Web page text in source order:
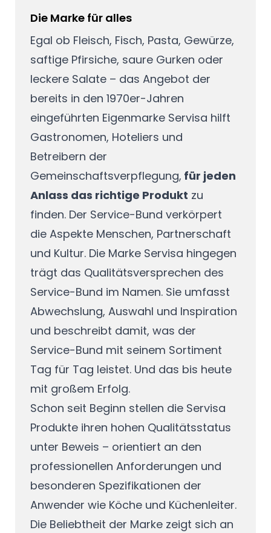
Die Marke für alles
Egal ob Fleisch, Fisch, Pasta, Gewürze,
saftige Pfirsiche, saure Gurken oder
leckere Salate – das Angebot der
bereits in den 1970er-Jahren
eingeführten Eigenmarke Servisa hilft
Gastronomen, Hoteliers und
Betreibern der
Gemeinschaftsverpflegung, für jeden
Anlass das richtige Produkt zu
finden. Der Service-Bund verkörpert
die Aspekte Menschen, Partnerschaft
und Kultur. Die Marke Servisa hingegen
trägt das Qualitätsversprechen des
Service-Bund im Namen. Sie umfasst
Abwechslung, Auswahl und Inspiration
und beschreibt damit, was der
Service-Bund mit seinem Sortiment
Tag für Tag leistet. Und das bis heute
mit großem Erfolg.
Schon seit Beginn stellen die Servisa
Produkte ihren hohen Qualitätsstatus
unter Beweis – orientiert an den
professionellen Anforderungen und
besonderen Spezifikationen der
Anwender wie Köche und Küchenleiter.
Die Beliebtheit der Marke zeigt sich an